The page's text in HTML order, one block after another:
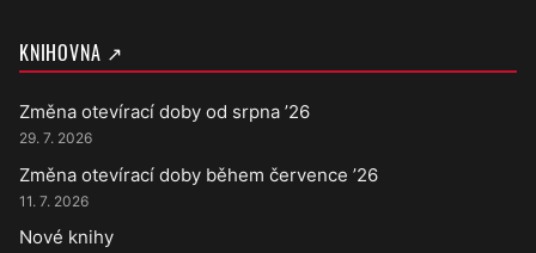
KNIHOVNA ↗
Změna otevírací doby od srpna ’26
29. 7. 2026
Změna otevírací doby během července ’26
11. 7. 2026
Nové knihy